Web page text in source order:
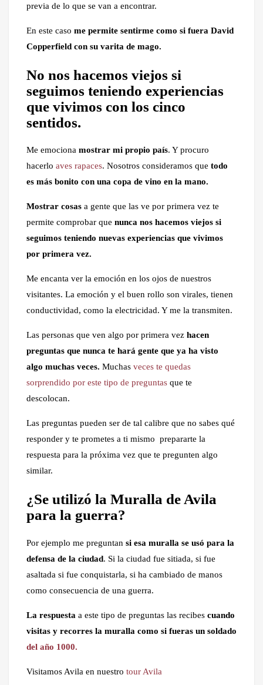
previa de lo que se van a encontrar.
En este caso me permite sentirme como si fuera David
Copperfield con su varita de mago.
No nos hacemos viejos si
seguimos teniendo experiencias
que vivimos con los cinco
sentidos.
Me emociona mostrar mi propio país. Y procuro
hacerlo aves rapaces. Nosotros consideramos que todo
es más bonito con una copa de vino en la mano.
Mostrar cosas a gente que las ve por primera vez te
permite comprobar que nunca nos hacemos viejos si
seguimos teniendo nuevas experiencias que vivimos
por primera vez.
Me encanta ver la emoción en los ojos de nuestros
visitantes. La emoción y el buen rollo son virales, tienen
conductividad, como la electricidad. Y me la transmiten.
Las personas que ven algo por primera vez hacen
preguntas que nunca te hará gente que ya ha visto
algo muchas veces. Muchas veces te quedas
sorprendido por este tipo de preguntas que te
descolocan.
Las preguntas pueden ser de tal calibre que no sabes qué
responder y te prometes a ti mismo prepararte la
respuesta para la próxima vez que te pregunten algo
similar.
¿Se utilizó la Muralla de Avila
para la guerra?
Por ejemplo me preguntan si esa muralla se usó para la
defensa de la ciudad. Si la ciudad fue sitiada, si fue
asaltada si fue conquistarla, si ha cambiado de manos
como consecuencia de una guerra.
La respuesta a este tipo de preguntas las recibes cuando
visitas y recorres la muralla como si fueras un soldado
del año 1000.
Visitamos Avila en nuestro tour Avila